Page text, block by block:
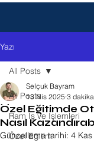
Yazı
All Posts
Ram İş ve İşlemleri
Özel Eğitim
All Posts
Özel Eğitimde
Nasıl
Selçuk Bayram
13 Nis 2025 3
Güncelleme tarihi: 4